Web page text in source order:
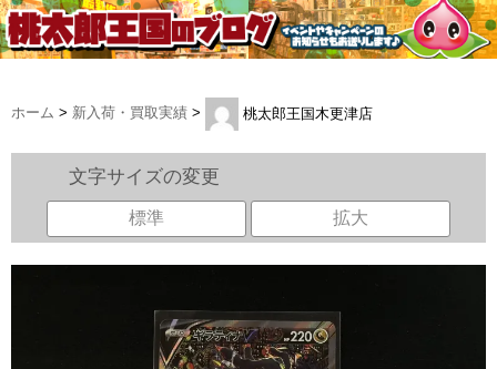
ホーム > 新入荷・買取実績 > 桃太郎王国木更津店
文字サイズの変更
標準 拡大